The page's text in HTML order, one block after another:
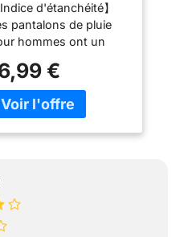
de Pluie
avec
Zippées,
de Pluie
et
pour
Indice d'étanchéité】
pantalons de pluie
hommes ont un
millimètres et toutes
coutures sont
Les pantalons
à travers le tissu
ainsi une
interne
€